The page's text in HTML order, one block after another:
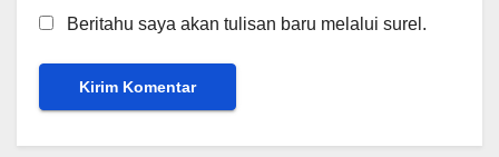
Beritahu saya akan tulisan baru melalui surel.